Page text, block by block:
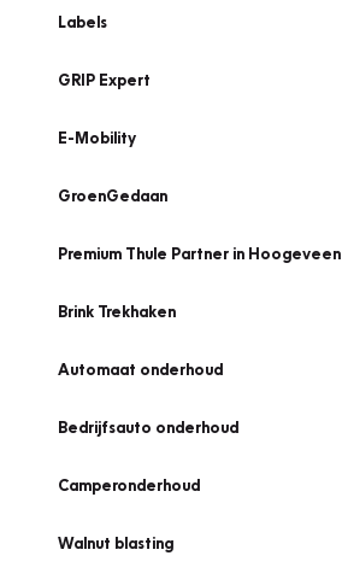
Labels
GRIP Expert
E-Mobility
GroenGedaan
Premium Thule Partner in Hoogeveen
Brink Trekhaken
Automaat onderhoud
Bedrijfsauto onderhoud
Camperonderhoud
Walnut blasting